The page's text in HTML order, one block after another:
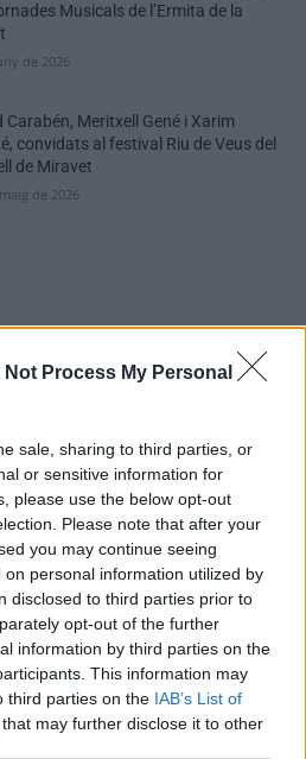
Not Process My Personal
sale, sharing to third parties, or
or sensitive information for
please use the below opt-out
Please note that after your
you may continue seeing
personal information utilized by
disclosed to third parties prior to
opt-out of the further
information by third parties on the
This information may
third parties on the IAB’s List of
that may further disclose it to other
Musicals de l’Ermita de la
de 2026
Carabén, Meritxell Gené i Xarim
convidats al festival Riu de Veus del
de Miravet
de 2026